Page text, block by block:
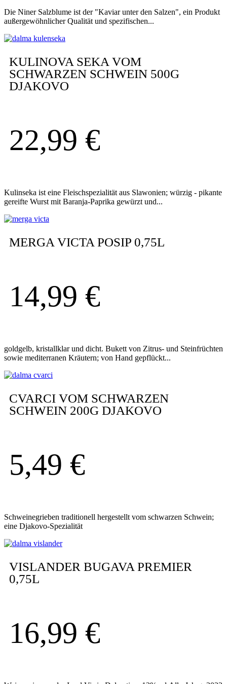
Die Niner Salzblume ist der "Kaviar unter den Salzen", ein Produkt
außergewöhnlicher Qualität und spezifischen...
KULINOVA SEKA VOM
SCHWARZEN SCHWEIN 500G
DJAKOVO
22,99 €
Kulinseka ist eine Fleischspezialität aus Slawonien; würzig - pikante
gereifte Wurst mit Baranja-Paprika gewürzt und...
MERGA VICTA POSIP 0,75L
14,99 €
goldgelb, kristallklar und dicht. Bukett von Zitrus- und Steinfrüchten
sowie mediterranen Kräutern; von Hand gepflückt...
CVARCI VOM SCHWARZEN
SCHWEIN 200G DJAKOVO
5,49 €
Schweinegrieben traditionell hergestellt vom schwarzen Schwein;
eine Djakovo-Spezialität
VISLANDER BUGAVA PREMIER
0,75L
16,99 €